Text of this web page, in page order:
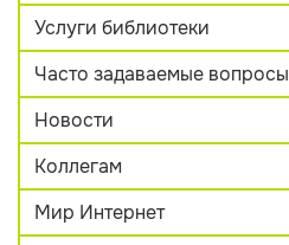
Услуги библиотеки
Часто задаваемые вопросы
Новости
Коллегам
Мир Интернет